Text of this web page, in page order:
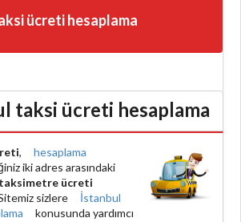
ücreti hesaplama
taksi ücreti hesaplama
,
hesaplama
iki adres arasındaki
taksimetre ücreti
sizlere
İstanbul
konusunda yardımcı